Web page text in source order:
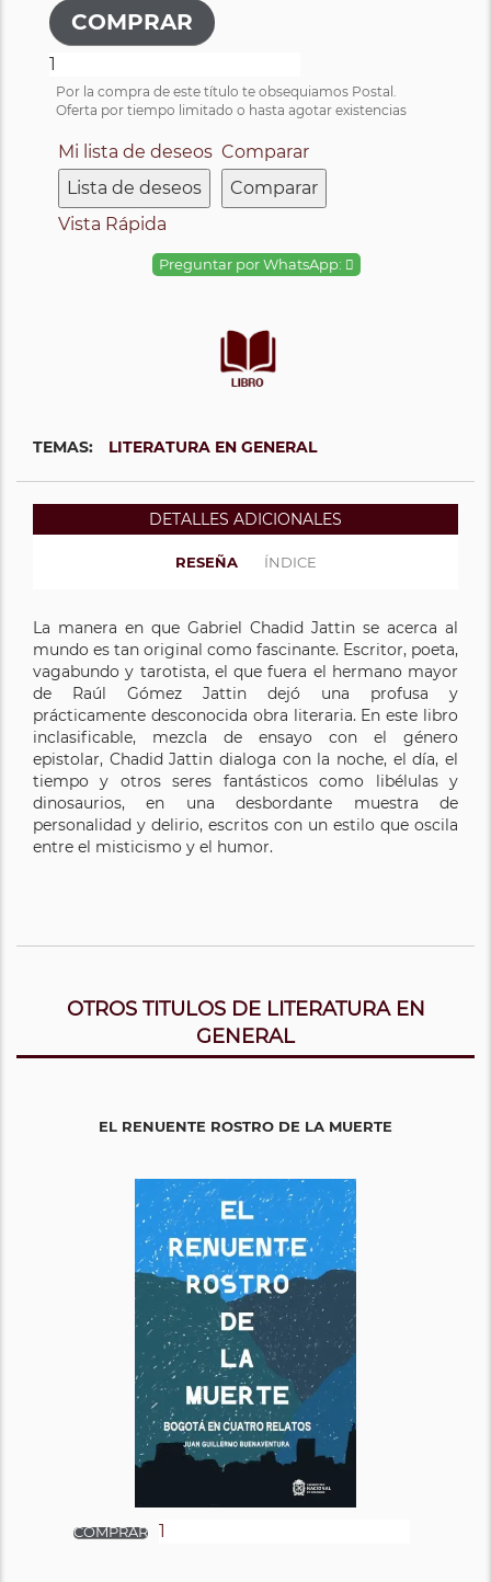
Por la compra de este título te obsequiamos Postal.
Oferta por tiempo limitado o hasta agotar existencias
Mi lista de deseos
Lista de deseos
Comparar
Comparar
Vista Rápida
Preguntar por WhatsApp:
TEMAS: LITERATURA EN GENERAL
DETALLES ADICIONALES
RESEÑA ÍNDICE
La manera en que Gabriel Chadid Jattin se acerca al
mundo es tan original como fascinante. Escritor, poeta,
vagabundo y tarotista, el que fuera el hermano mayor
de Raúl Gómez Jattin dejó una profusa y
prácticamente desconocida obra literaria. En este libro
inclasificable, mezcla de ensayo con el género
epistolar, Chadid Jattin dialoga con la noche, el día, el
tiempo y otros seres fantásticos como libélulas y
dinosaurios, en una desbordante muestra de
personalidad y delirio, escritos con un estilo que oscila
entre el misticismo y el humor.
OTROS TITULOS DE LITERATURA EN
GENERAL
EL RENUENTE ROSTRO DE LA MUERTE